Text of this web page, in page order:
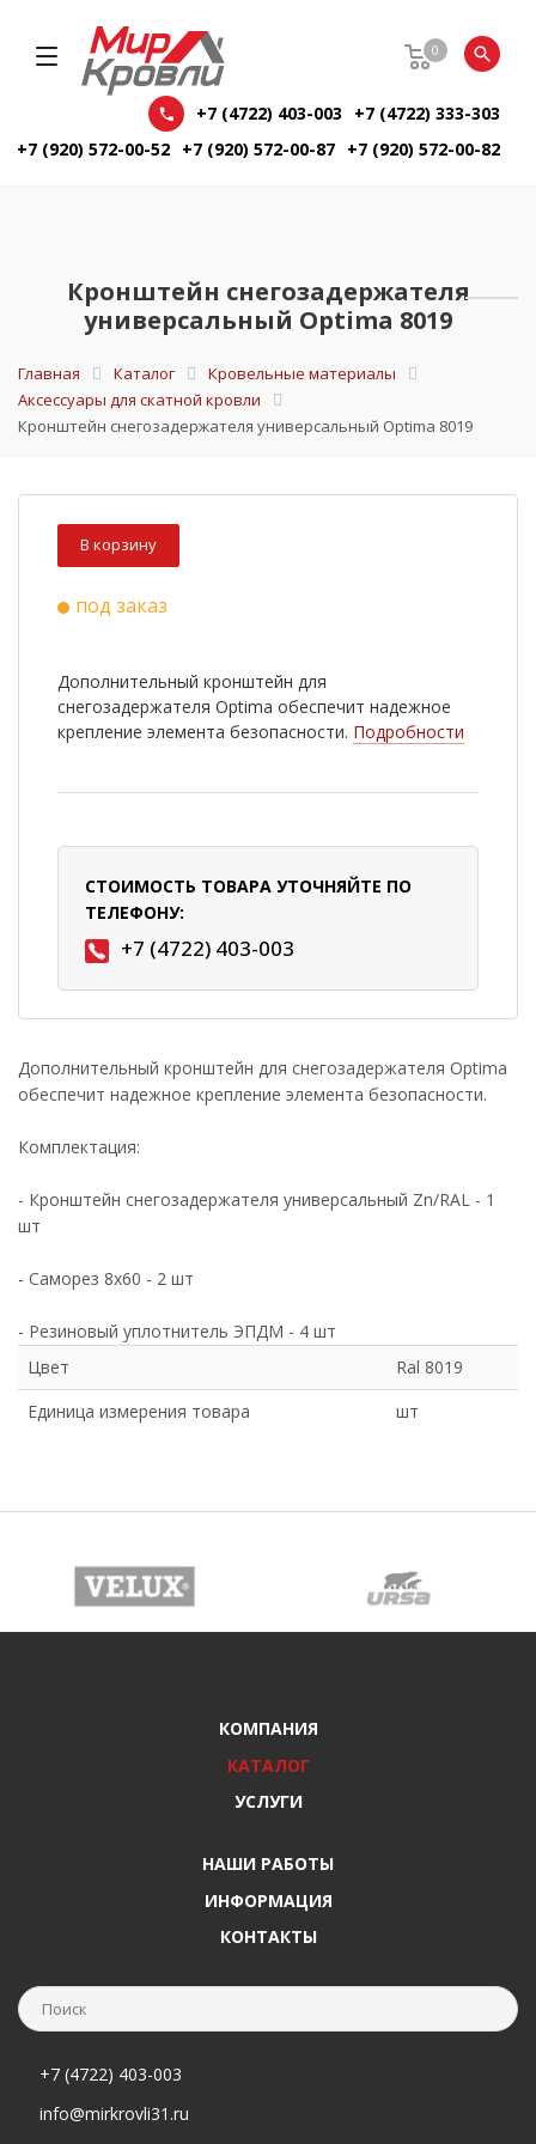
0
+7 (4722) 403-003
+7 (4722) 333-303
+7 (920) 572-00-52 +7 (920) 572-00-87 +7 (920) 572-00-82
Кронштейн снегозадержателя
универсальный Optima 8019
Главная Каталог
Кровельные материалы
Аксессуары для скатной кровли
Кронштейн снегозадержателя универсальный Optima 8019
В корзину
под заказ
Дополнительный кронштейн для
снегозадержателя Optima обеспечит надежное
крепление элемента безопасности. Подробности
СТОИМОСТЬ ТОВАРА УТОЧНЯЙТЕ ПО
ТЕЛЕФОНУ:
+7 (4722) 403-003
Дополнительный кронштейн для снегозадержателя Optima
обеспечит надежное крепление элемента безопасности.
Комплектация:
- Кронштейн снегозадержателя универсальный Zn/RAL - 1
шт
- Саморез 8х60 - 2 шт
- Резиновый уплотнитель ЭПДМ - 4 шт
Цвет
Ral 8019
Единица измерения товара
шт
КОМПАНИЯ
КАТАЛОГ
УСЛУГИ
НАШИ РАБОТЫ
ИНФОРМАЦИЯ
КОНТАКТЫ
+7 (4722) 403-003
info@mirkrovli31.ru